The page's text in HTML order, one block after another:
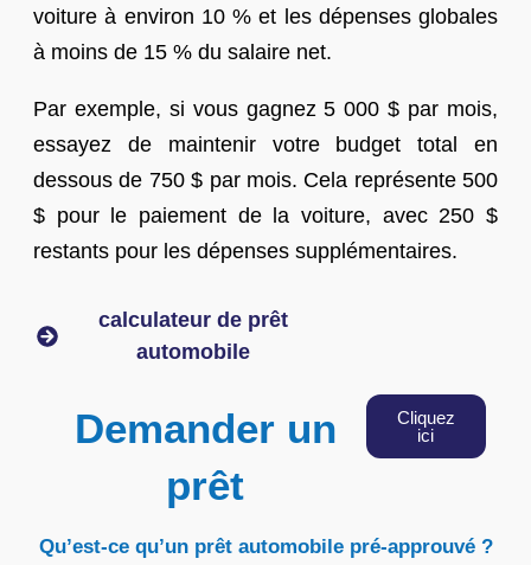
voiture à environ 10 % et les dépenses globales
à moins de 15 % du salaire net.
Par exemple, si vous gagnez 5 000 $ par mois,
essayez de maintenir votre budget total en
dessous de 750 $ par mois. Cela représente 500
$ pour le paiement de la voiture, avec 250 $
restants pour les dépenses supplémentaires.
calculateur de prêt
automobile
Demander un
prêt
Cliquez
ici
Qu’est-ce qu’un prêt automobile pré-approuvé ?